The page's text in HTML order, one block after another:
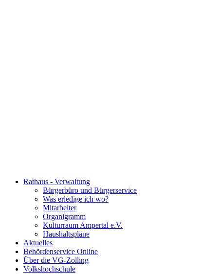
Rathaus - Verwaltung
Bürgerbüro und Bürgerservice
Was erledige ich wo?
Mitarbeiter
Organigramm
Kulturraum Ampertal e.V.
Haushaltspläne
Aktuelles
Behördenservice Online
Über die VG-Zolling
Volkshochschule